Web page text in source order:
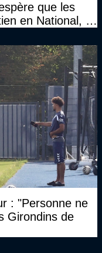
que les
en National, et
: "Personne ne
Girondins de